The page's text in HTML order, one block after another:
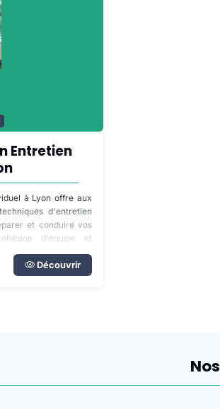
Entretien
à Lyon offre aux
d'entretien
et conduire vos
d'équipe et
projet professionnel.
compétences via
Découvrir